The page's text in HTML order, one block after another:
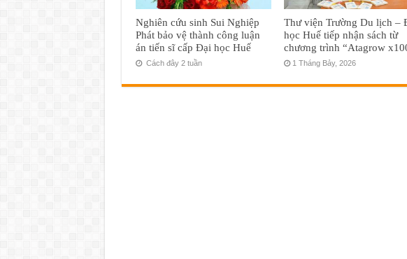
Nghiên cứu sinh Sui Nghiệp
Phát bảo vệ thành công luận
án tiến sĩ cấp Đại học Huế
Cách đây 2 tuần
Thư viện Trường Du lịch –
học Huế tiếp nhận sách từ
chương trình “Atagrow
1 Tháng Bảy, 2026